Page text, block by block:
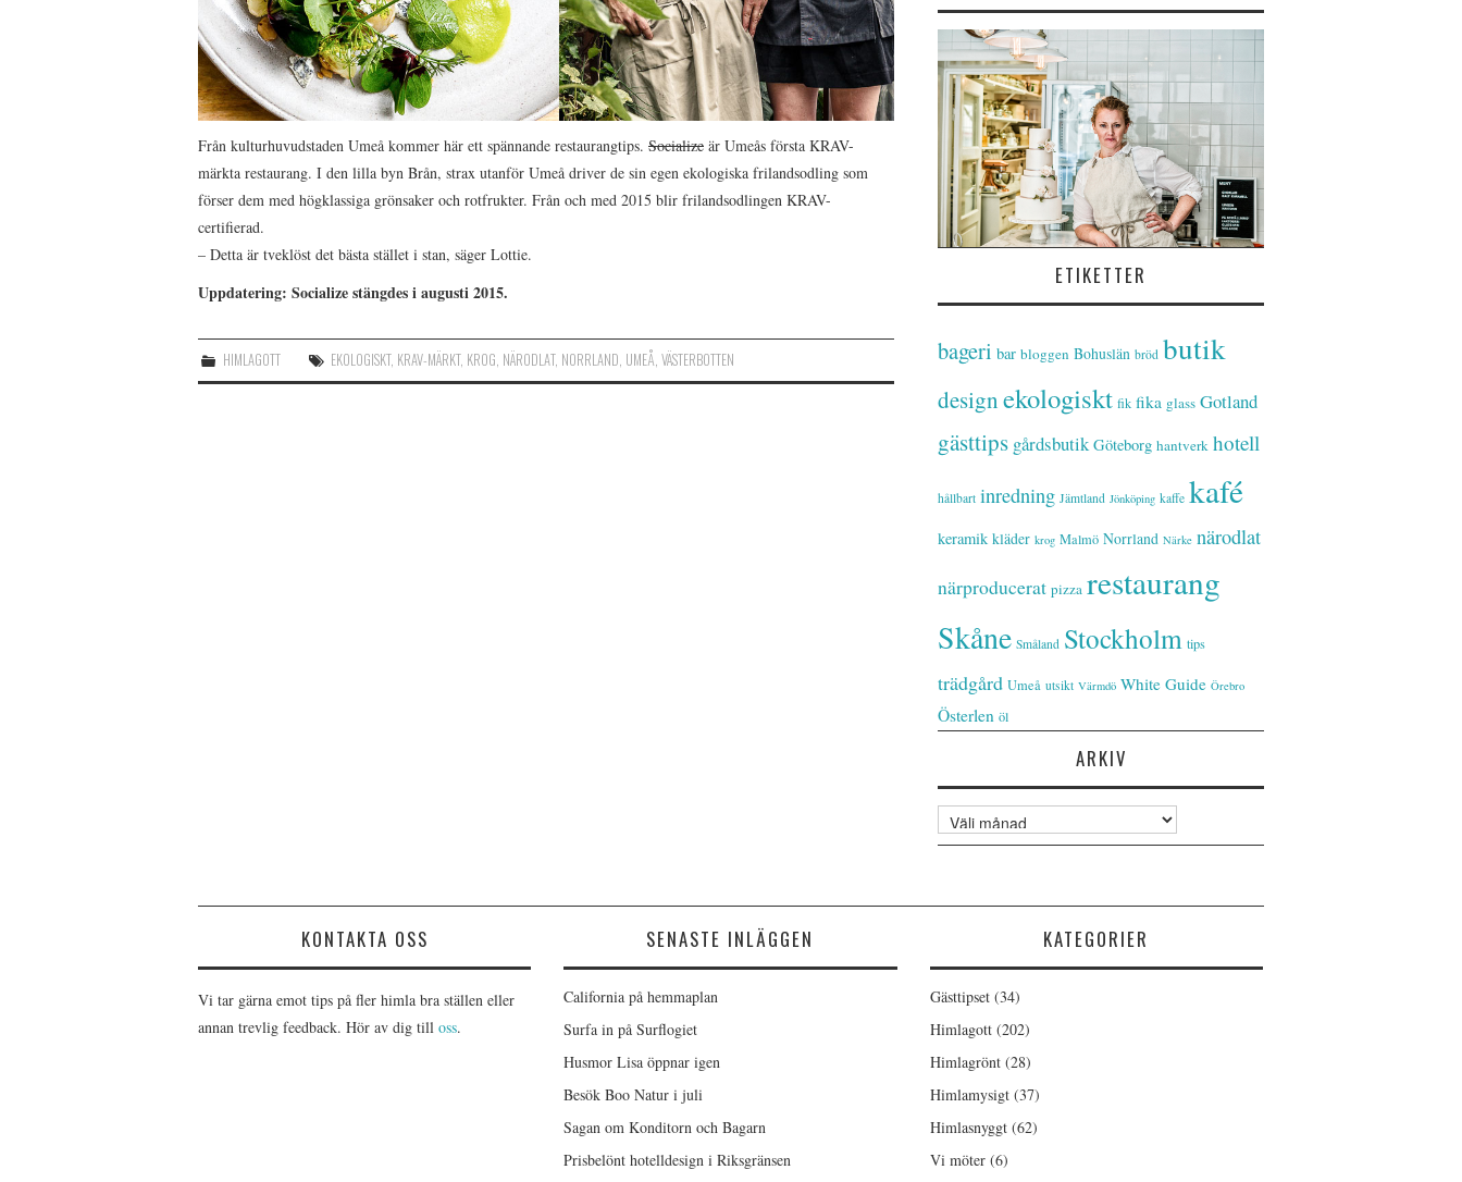
Från kulturhuvudstaden Umeå kommer här ett spännande restaurangtips. Socialize är Umeås första KRAV-
märkta restaurang. I den lilla byn Brån, strax utanför Umeå driver de sin egen ekologiska frilandsodling som
förser dem med högklassiga grönsaker och rotfrukter. Från och med 2015 blir frilandsodlingen KRAV-
certifierad.
– Detta är tveklöst det bästa stället i stan, säger Lottie.
Uppdatering: Socialize stängdes i augusti 2015.
HIMLAGOTT EKOLOGISKT, KRAV-MÄRKT, KROG NÄRODLAT, NORRLAND UMEÅ ,VÄSTERBOTTEN
ETIKETTER
bageri bar bloggen Bohuslän bröd butik
designekologiskt fik fika glass Gotland
gästtips gårdsbutik Göteborg hantverk hotell
hållbart inredning Jämtland Jönköping kaffe kafé
keramik kläder krog Malmö Norrland Närke närodlat
närproducerat pizza restaurang
Skåne Småland Stockholm tips
trädgård Umeå utsikt Värmdö White Guide Örebro
Österlen öl
ARKIV
Arkiv
KONTAKTA OSS
Vi tar gärna emot tips på fler himla bra ställen eller
annan trevlig feedback. Hör av dig till oss.
SENASTE INLÄGGEN
California på hemmaplan
Surfa in på Surflogiet
Husmor Lisa öppnar igen
Besök Boo Natur i juli
Sagan om Konditorn och Bagarn
Prisbelönt hotelldesign i Riksgränsen
KATEGORIER
Gästtipset(34)
Himlagott(202)
Himlagrönt(28)
Himlamysigt(37)
Himlasnyggt(62)
Vi möter(6)